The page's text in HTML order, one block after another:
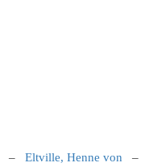
– Eltville, Henne von –